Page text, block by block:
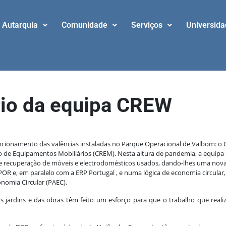
Autarquia Comunidade Serviços
da equipa CREW
das valências instaladas no Parque Operacional de Valbom:
de Equipamentos Mobiliários (CREM). Nesta altura de pandemia, a
recuperação de móveis e electrodomésticos usados, dando-lhes uma
e, em paralelo com a ERP Portugal , e numa lógica de economia
Circular (PAEC).
jardins e das obras têm feito um esforço para que o trabalho que